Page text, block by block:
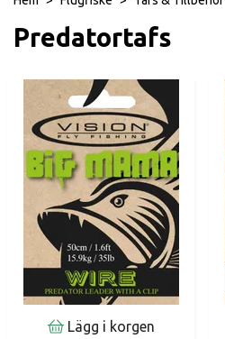
Predatortafs
Lägg i korgen